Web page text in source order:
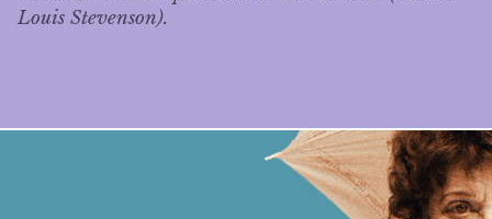
Louis Stevenson).